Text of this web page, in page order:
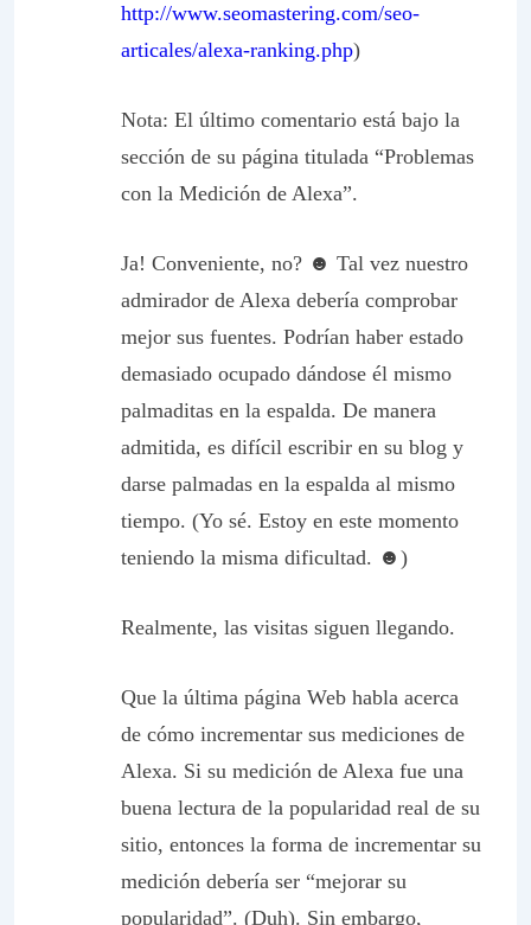
http://www.seomastering.com/seo-
articales/alexa-ranking.php)
Nota: El último comentario está bajo la
sección de su página titulada “Problemas
con la Medición de Alexa”.
Ja! Conveniente, no? ☻ Tal vez nuestro
admirador de Alexa debería comprobar
mejor sus fuentes. Podrían haber estado
demasiado ocupado dándose él mismo
palmaditas en la espalda. De manera
admitida, es difícil escribir en su blog y
darse palmadas en la espalda al mismo
tiempo. (Yo sé. Estoy en este momento
teniendo la misma dificultad. ☻)
Realmente, las visitas siguen llegando.
Que la última página Web habla acerca
de cómo incrementar sus mediciones de
Alexa. Si su medición de Alexa fue una
buena lectura de la popularidad real de su
sitio, entonces la forma de incrementar su
medición debería ser “mejorar su
popularidad”. (Duh). Sin embargo,